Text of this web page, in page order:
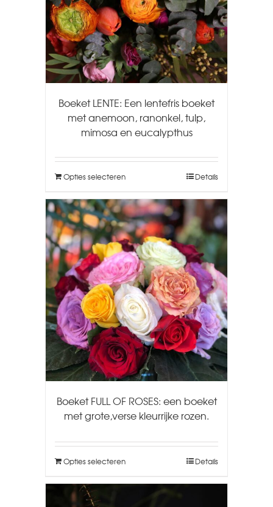
Boeket LENTE: Een lentefris boeket
met anemoon, ranonkel, tulp,
mimosa en eucalypthus
Opties selecteren Details
Boeket FULL OF ROSES: een boeket
met grote,verse kleurrijke rozen.
Opties selecteren Details